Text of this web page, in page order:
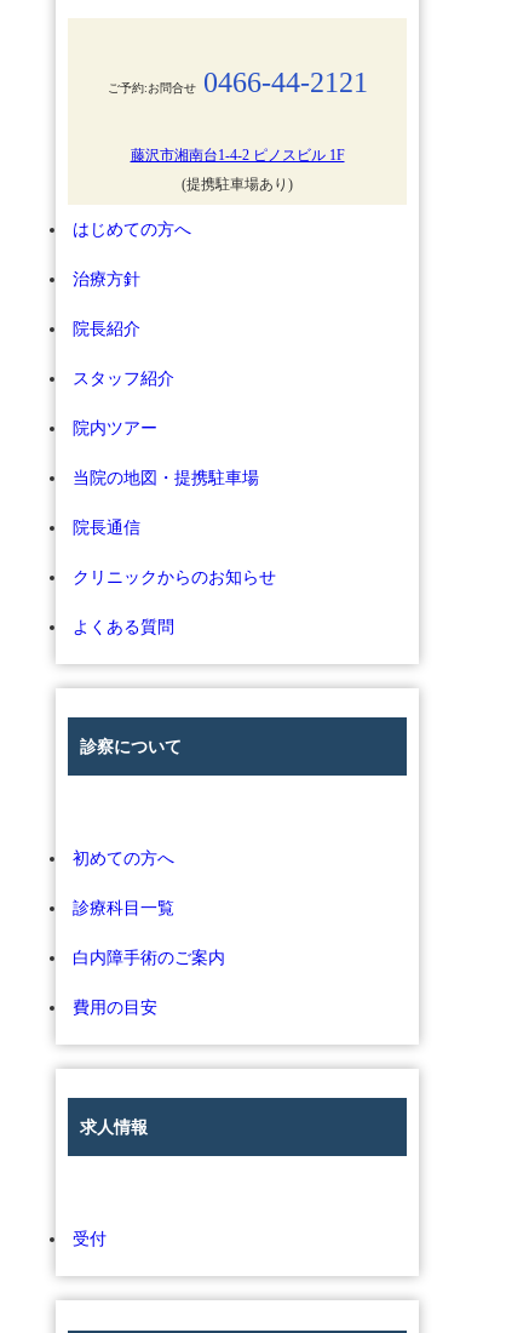
ご予約:お問合せ0466-44-2121
藤沢市湘南台1-4-2 ピノスビル 1F
(提携駐車場あり)
はじめての方へ
治療方針
院長紹介
スタッフ紹介
院内ツアー
当院の地図・提携駐車場
院長通信
クリニックからのお知らせ
よくある質問
診察について
初めての方へ
診療科目一覧
白内障手術のご案内
費用の目安
求人情報
受付